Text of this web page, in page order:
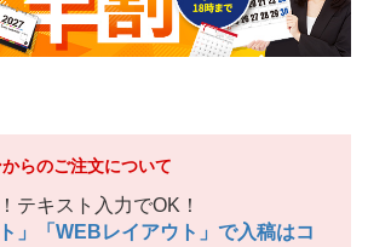
らのご注文について
テキスト入力でOK！
」「WEBレイアウト」で入稿はコ